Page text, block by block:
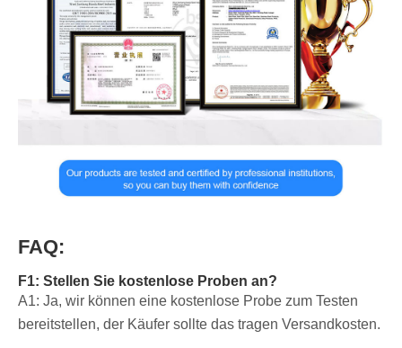
FAQ:
F1: Stellen Sie kostenlose Proben an?
A1: Ja, wir können eine kostenlose Probe zum Testen
bereitstellen, der Käufer sollte das tragen Versandkosten.